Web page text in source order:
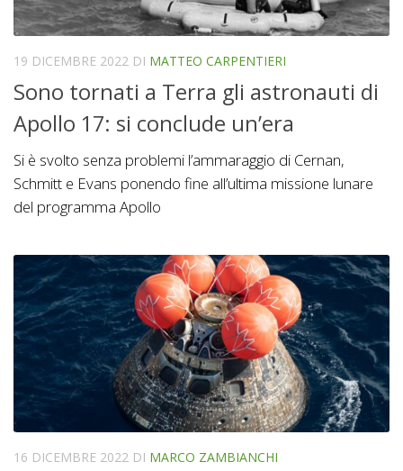
19 DICEMBRE 2022 DI MATTEO CARPENTIERI
Sono tornati a Terra gli astronauti di
Apollo 17: si conclude un’era
Si è svolto senza problemi l’ammaraggio di Cernan,
Schmitt e Evans ponendo fine all’ultima missione lunare
del programma Apollo
16 DICEMBRE 2022 DI MARCO ZAMBIANCHI